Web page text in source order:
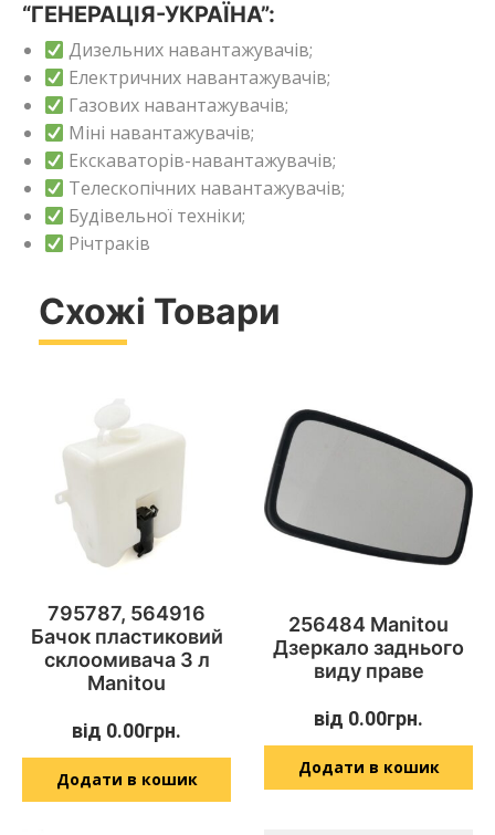
“ГЕНЕРАЦІЯ-УКРАЇНА”:
Дизельних навантажувачів;
Електричних навантажувачів;
Газових навантажувачів;
Міні навантажувачів;
Екскаваторів-навантажувачів;
Телескопічних навантажувачів;
Будівельної техніки;
Річтраків
Схожі Товари
795787, 564916
Бачок пластиковий
склоомивача 3 л
Manitou
від 0.00грн.
Додати в кошик
256484 Manitou
Дзеркало заднього
виду праве
від 0.00грн.
Додати в кошик